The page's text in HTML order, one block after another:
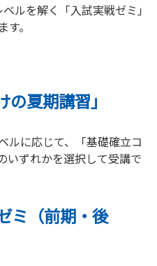
ルを解く「入試実戦ゼミ」
。
夏期講習」
ルに応じて、「基礎確立コ
いずれかを選択して受講で
ミ（前期・後